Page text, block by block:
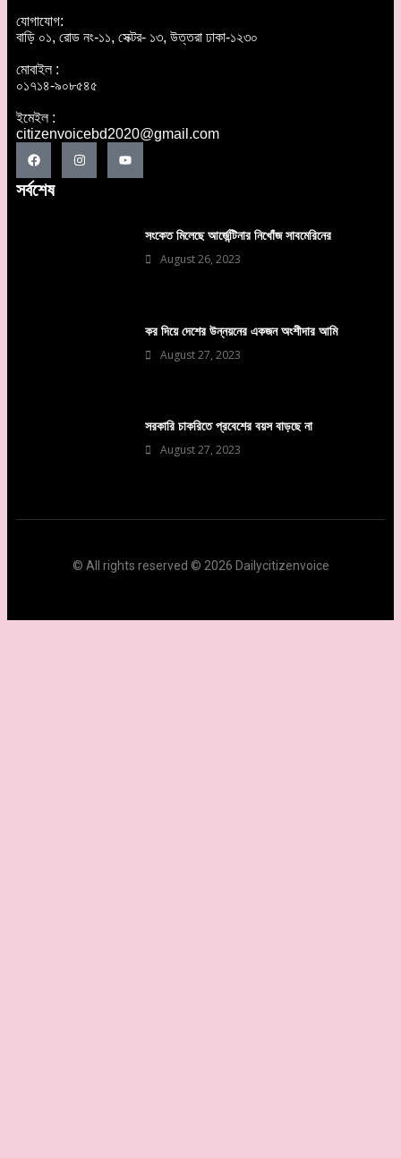
যোগাযোগ:
বাড়ি ০১, রোড নং-১১, সেক্টর- ১৩, উত্তরা ঢাকা-১২৩০
মোবাইল :
০১৭১৪-৯০৮৫৪৫
ইমেইল :
citizenvoicebd2020@gmail.com
সর্বশেষ
সংকেত মিলেছে আর্জেন্টিনার নিখোঁজ সাবমেরিনের
August 26, 2023
কর দিয়ে দেশের উন্নয়নের একজন অংশীদার আমি
August 27, 2023
সরকারি চাকরিতে প্রবেশের বয়স বাড়ছে না
August 27, 2023
© All rights reserved © 2026 Dailycitizenvoice